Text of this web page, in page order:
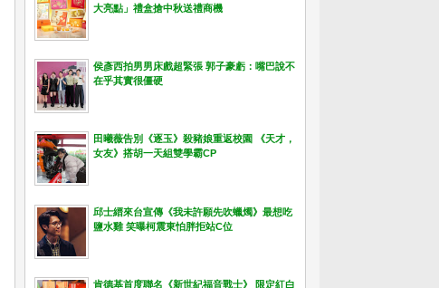
大亮點」禮盒搶中秋送禮商機
侯彥西拍男男床戲超緊張 郭子豪虧：嘴巴說不
在乎其實很僵硬
田曦薇告別《逐玉》殺豬娘重返校園 《天才，
女友》搭胡一天組雙學霸CP
邱士縉來台宣傳《我未許願先吹蠟燭》最想吃
鹽水雞 笑曝柯震東怕胖拒站C位
肯德基首度聯名《新世紀福音戰士》 限定紅白